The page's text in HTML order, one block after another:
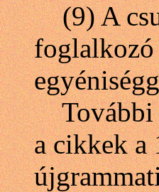
(9) A
foglalkozó
További
a cikkek a